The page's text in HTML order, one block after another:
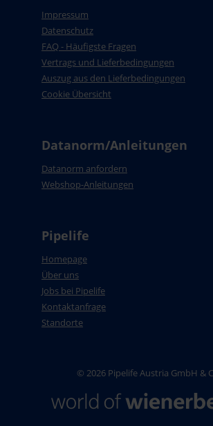
Impressum
Datenschutz
FAQ - Häufigste Fragen
Vertrags und Lieferbedingungen
Auszug aus den Lieferbedingungen
Cookie Übersicht
Datanorm/Anleitungen
Datanorm anfordern
Webshop-Anleitungen
Pipelife
Homepage
Über uns
Jobs bei Pipelife
Kontaktanfrage
Standorte
© 2026 Pipelife Austria GmbH &